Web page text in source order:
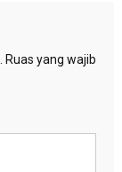
Ruas yang wajib